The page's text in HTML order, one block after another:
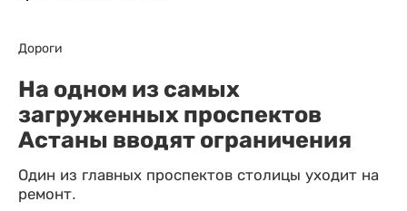
Дороги
На одном из самых
загруженных проспектов
Астаны вводят ограничения
Один из главных проспектов столицы уходит на
ремонт.